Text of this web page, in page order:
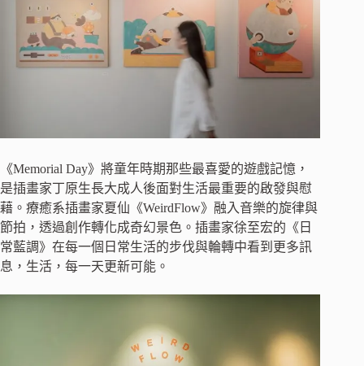
《Memorial Day》將童年時期那些最喜愛的遊戲記憶，
是插畫家丁原生長大成人後面對生活最重要的啟發與慰
藉。療癒系插畫家夏仙《WeirdFlow》融入音樂的旋律與
節拍，透過創作轉化成奇幻景色。插畫家徐至宏的《日
常藍調》在每一個日常生活的步伐與輪轉中看到更多訊
息，生活，每一天更新可能。